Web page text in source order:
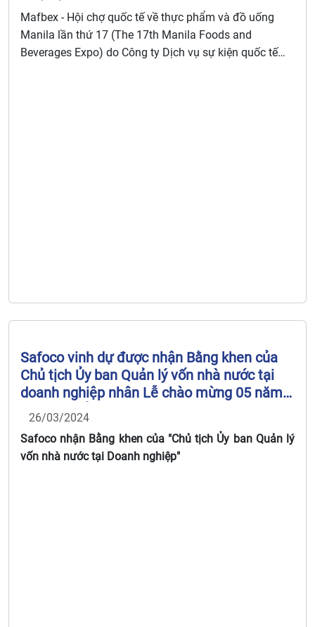
Mafbex - Hội chợ quốc tế về thực phẩm và đồ uống
Manila lần thứ 17 (The 17th Manila Foods and
Beverages Expo) do Công ty Dịch vụ sự kiện quốc tế
Safoco vinh dự được nhận Bằng khen của
Chủ tịch Ủy ban Quản lý vốn nhà nước tại
doanh nghiệp nhân Lễ chào mừng 05 năm
thành lập Ủy ban Quản lý vốn nhà nước tại
doanh nghiệp (29/9/2018 – 29/9/2023)
26/03/2024
Safoco nhận Bằng khen của "Chủ tịch Ủy ban Quản lý
vốn nhà nước tại Doanh nghiệp"